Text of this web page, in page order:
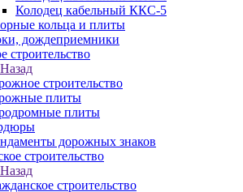
Колодец кабельный ККС-5
кольца и плиты
дождеприемники
строительство
Назад
строительство
плиты
плиты
дорожных знаков
строительство
Назад
строительство